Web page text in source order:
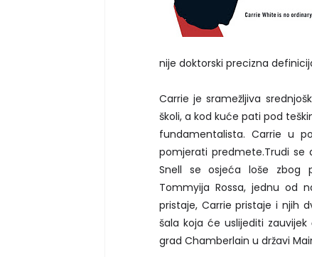
nije doktorski precizna
Carrie je sramežljiva
školi, a kod kuće pati pod
fundamentalista. Carrie u
pomjerati predmete.Trudi se
Snell se osjeća loše zbog
Tommyija Rossa, jednu od
pristaje, Carrie pristaje i njih
šala koja će uslijediti
grad Chamberlain u državi